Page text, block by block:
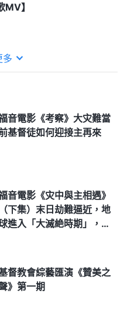
MV】
多
音電影《考察》大灾難當
基督徒如何迎接主再來
音電影《灾中與主相遇》
（下集）末日劫難逼近，地
進入「大滅絶時期」，人
督教會綜藝匯演《贊美之
》第一期